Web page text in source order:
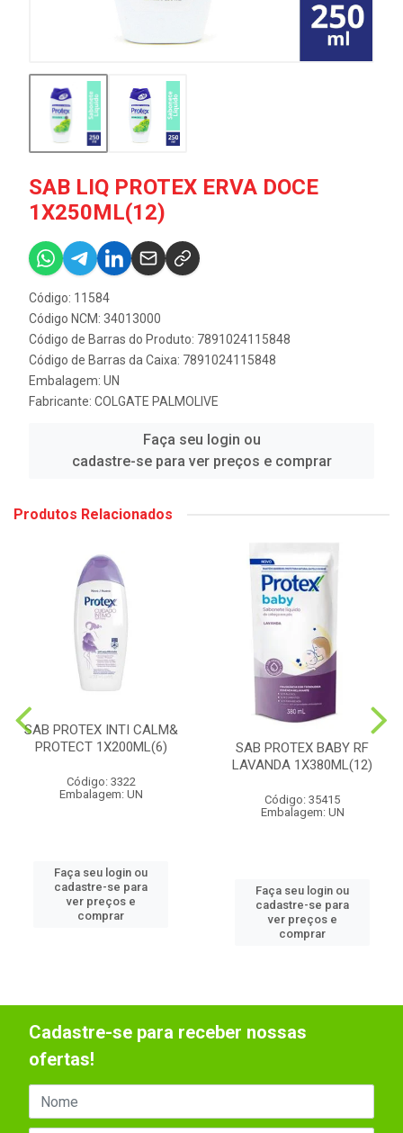
SAB LIQ PROTEX ERVA DOCE
1X250ML(12)
Código: 11584
Código NCM: 34013000
Código de Barras do Produto: 7891024115848
Código de Barras da Caixa: 7891024115848
Embalagem: UN
Fabricante: COLGATE PALMOLIVE
Faça seu login ou
cadastre-se para ver preços e comprar
Produtos Relacionados
SAB PROTEX INTI CALM&
PROTECT 1X200ML(6)
Código: 3322
Embalagem: UN
Faça seu login ou
cadastre-se para
ver preços e
comprar
SAB PROTEX BABY RF
LAVANDA 1X380ML(12)
Código: 35415
Embalagem: UN
Faça seu login ou
cadastre-se para
ver preços e
comprar
Cadastre-se para receber nossas
ofertas!